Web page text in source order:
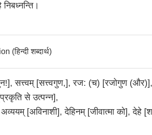
(हिन्दी शब्दार्थ)
सत्त्वम् [सत्त्वगुण,], रज: (च) [रजोगुण
से उत्पन्न],
[अविनाशी], देहिनम् [जीवात्मा को], देहे